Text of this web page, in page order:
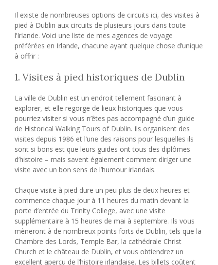
Il existe de nombreuses options de circuits ici, des visites à
pied à Dublin aux circuits de plusieurs jours dans toute
l’Irlande. Voici une liste de mes agences de voyage
préférées en Irlande, chacune ayant quelque chose d’unique
à offrir :
1. Visites à pied historiques de Dublin
La ville de Dublin est un endroit tellement fascinant à
explorer, et elle regorge de lieux historiques que vous
pourriez visiter si vous n’êtes pas accompagné d’un guide
de Historical Walking Tours of Dublin. Ils organisent des
visites depuis 1986 et l’une des raisons pour lesquelles ils
sont si bons est que leurs guides ont tous des diplômes
d’histoire – mais savent également comment diriger une
visite avec un bon sens de l’humour irlandais.
Chaque visite à pied dure un peu plus de deux heures et
commence chaque jour à 11 heures du matin devant la
porte d’entrée du Trinity College, avec une visite
supplémentaire à 15 heures de mai à septembre. Ils vous
mèneront à de nombreux points forts de Dublin, tels que la
Chambre des Lords, Temple Bar, la cathédrale Christ
Church et le château de Dublin, et vous obtiendrez un
excellent aperçu de l’histoire irlandaise. Les billets coûtent